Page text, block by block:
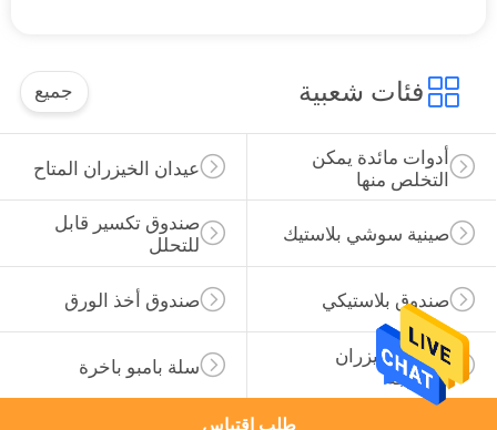
عصي الخيزران
للشواء
20
فئات شعبية جميع
عيدان الخيزران المتاح
أدوات مائدة يمكن
التخلص منها
صندوق تكسير قابل
للتحلل
صينية سوشي بلاستيك
صندوق أخذ الورق صندوق بلاستيكي
سلة بامبو باخرة
أوراق الخيزران
الطازجة
طلب اقتباس